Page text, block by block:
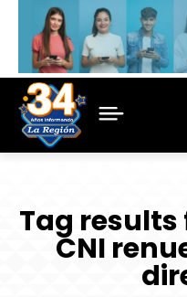
Tag results
CNI